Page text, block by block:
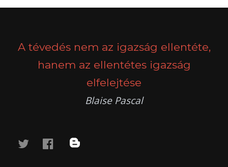
A tévedés nem az igazság ellentéte,
hanem az ellentétes igazság
elfelejtése
Blaise Pascal
twitterfacebook
blog